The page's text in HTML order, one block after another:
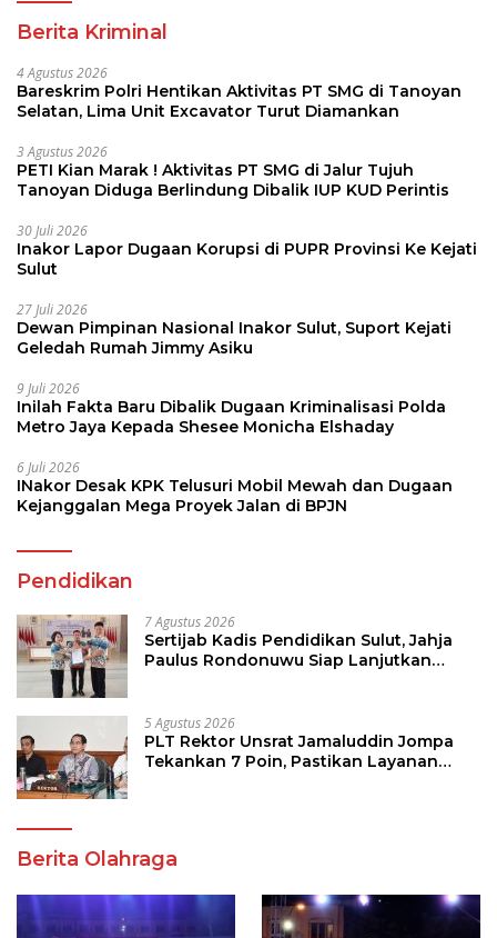
Berita Kriminal
4 Agustus 2026
Bareskrim Polri Hentikan Aktivitas PT SMG di Tanoyan
Selatan, Lima Unit Excavator Turut Diamankan
3 Agustus 2026
PETI Kian Marak ! Aktivitas PT SMG di Jalur Tujuh
Tanoyan Diduga Berlindung Dibalik IUP KUD Perintis
30 Juli 2026
Inakor Lapor Dugaan Korupsi di PUPR Provinsi Ke Kejati
Sulut
27 Juli 2026
Dewan Pimpinan Nasional Inakor Sulut, Suport Kejati
Geledah Rumah Jimmy Asiku
9 Juli 2026
Inilah Fakta Baru Dibalik Dugaan Kriminalisasi Polda
Metro Jaya Kepada Shesee Monicha Elshaday
6 Juli 2026
INakor Desak KPK Telusuri Mobil Mewah dan Dugaan
Kejanggalan Mega Proyek Jalan di BPJN
Pendidikan
7 Agustus 2026
Sertijab Kadis Pendidikan Sulut, Jahja
Paulus Rondonuwu Siap Lanjutkan
5 Agustus 2026
PLT Rektor Unsrat Jamaluddin Jompa
Tekankan 7 Poin, Pastikan Layanan
Berita Olahraga